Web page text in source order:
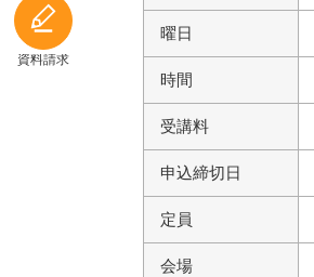
資料請求
曜日
時間
受講料
申込締切日
定員
会場